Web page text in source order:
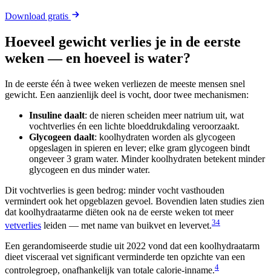
Download gratis
Hoeveel gewicht verlies je in de eerste
weken — en hoeveel is water?
In de eerste één à twee weken verliezen de meeste mensen snel
gewicht. Een aanzienlijk deel is vocht, door twee mechanismen:
Insuline daalt: de nieren scheiden meer natrium uit, wat
vochtverlies én een lichte bloeddrukdaling veroorzaakt.
Glycogeen daalt: koolhydraten worden als glycogeen
opgeslagen in spieren en lever; elke gram glycogeen bindt
ongeveer 3 gram water. Minder koolhydraten betekent minder
glycogeen en dus minder water.
Dit vochtverlies is geen bedrog: minder vocht vasthouden
vermindert ook het opgeblazen gevoel. Bovendien laten studies zien
dat koolhydraatarme diëten ook na de eerste weken tot meer
vetverlies leiden — met name van buikvet en levervet.34
Een gerandomiseerde studie uit 2022 vond dat een koolhydraatarm
dieet visceraal vet significant verminderde ten opzichte van een
controlegroep, onafhankelijk van totale calorie-inname.4